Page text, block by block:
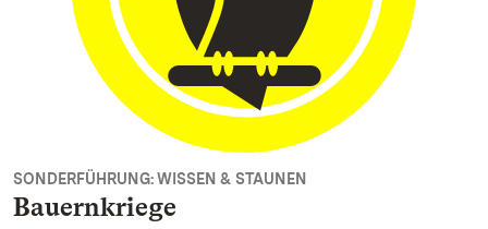
SONDERFÜHRUNG: WISSEN & STAUNEN
Bauernkriege